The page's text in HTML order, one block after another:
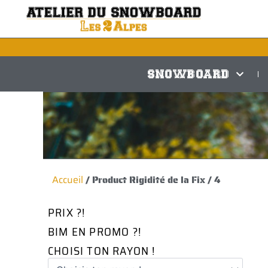
SNOWBOARD
Accueil / Product Rigidité de la Fix / 4
PRIX ?!
BIM EN PROMO ?!
CHOISI TON RAYON !